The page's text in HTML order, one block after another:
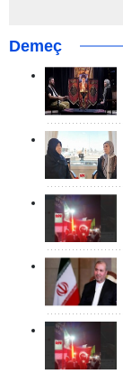
Demeç